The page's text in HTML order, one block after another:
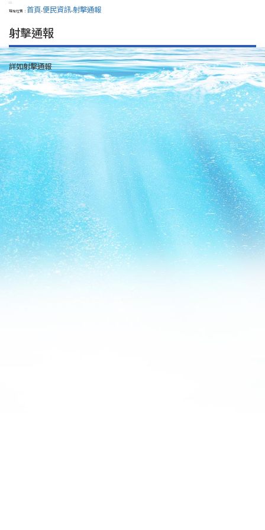
:::
現在位置： 首頁>便民資訊>射擊通報
射擊通報
詳如射擊通報